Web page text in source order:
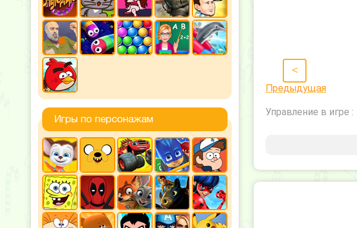
Игры по персонажам
<
Предыдущая
Управление в игре :